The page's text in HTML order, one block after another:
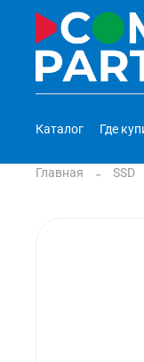
Каталог Где
Главная SSD